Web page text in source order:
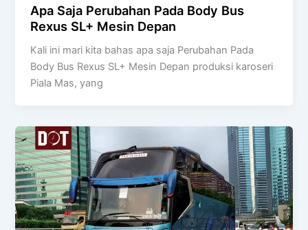
Apa Saja Perubahan Pada Body Bus
Rexus SL+ Mesin Depan
Kali ini mari kita bahas apa saja Perubahan Pada
Body Bus Rexus SL+ Mesin Depan produksi karoseri
Piala Mas, yang